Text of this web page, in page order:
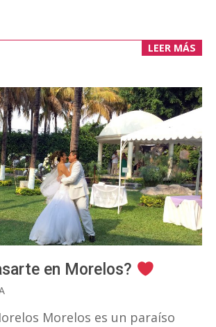
LEER MÁS
en Morelos?
Morelos es un paraíso